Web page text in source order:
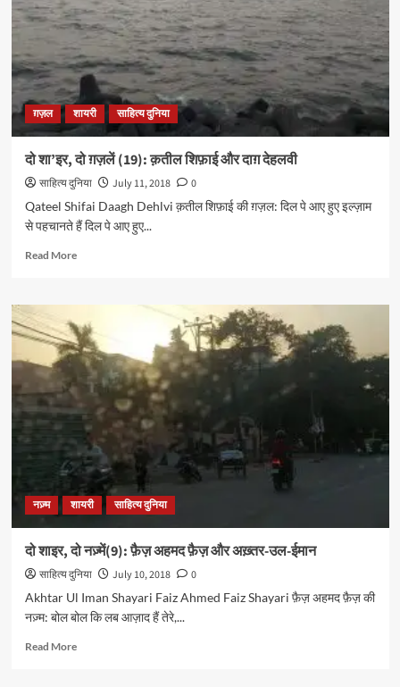
और
मुनीर
नियाज़ी
ग़ज़ल शायरी साहित्य दुनिया
दो शा’इर, दो ग़ज़लें (19): क़तील शिफ़ाई और दाग़ देहलवी
साहित्य दुनिया July 11, 2018
0
Qateel Shifai Daagh Dehlvi क़तील शिफ़ाई की ग़ज़ल: दिल पे आए हुए इल्ज़ाम
से पहचानते हैं दिल पे आए हुए...
Read MoreRead
दो
शा’इर,
दो
ग़ज़लें
(19):
क़तील
शिफ़ाई
और
दाग़
देहलवी
नज़्म शायरी साहित्य दुनिया
दो शाइर, दो नज़्में(9): फ़ैज़ अहमद फ़ैज़ और अख़्तर-उल-ईमान
साहित्य दुनिया July 10, 2018
0
Akhtar Ul Iman Shayari Faiz Ahmed Faiz Shayari फ़ैज़ अहमद फ़ैज़ की
नज़्म: बोल बोल कि लब आज़ाद हैं तेरे,...
Read MoreRead